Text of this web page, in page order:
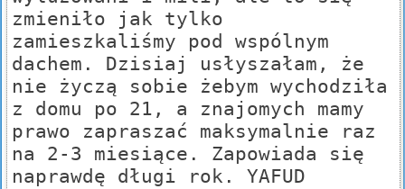
zmieniło jak tylko
zamieszkaliśmy pod wspólnym
dachem. Dzisiaj usłyszałam, że
nie życzą sobie żebym wychodziła
z domu po 21, a znajomych mamy
prawo zapraszać maksymalnie raz
na 2-3 miesiące. Zapowiada się
naprawdę długi rok. YAFUD